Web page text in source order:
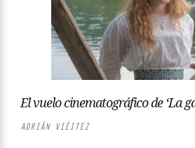
El vuelo cinematográfico de ‘La
ADRIÁN VIÉITEZ